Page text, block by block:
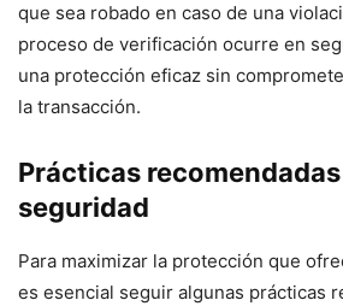
que sea robado en caso de una
proceso de verificación ocurre en
una protección eficaz sin
la transacción.
Prácticas
seguridad
Para maximizar la protección que
es esencial seguir algunas prácticas